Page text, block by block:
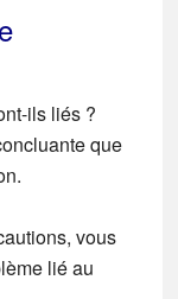
ils liés ?
que
vous
lié au